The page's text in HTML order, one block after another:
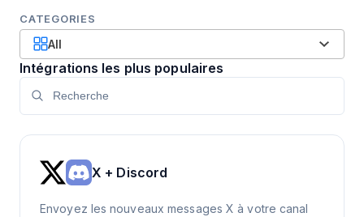
CATEGORIES
All
Intégrations les plus populaires
X + Discord
Envoyez les nouveaux messages X à votre canal